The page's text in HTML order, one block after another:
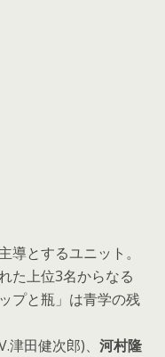
導とするユニット。
た上位3名からなる
プと瓶」は青学の残
津田健次郎)、 河村隆